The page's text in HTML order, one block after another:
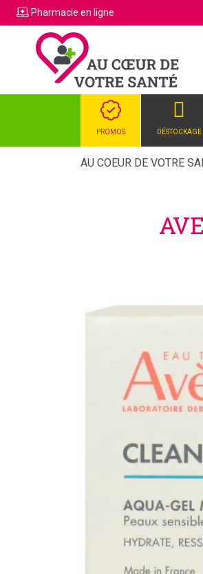
Pharmacie en ligne
PROMOS DÉSTOCKAGE
AU COEUR DE VOTRE